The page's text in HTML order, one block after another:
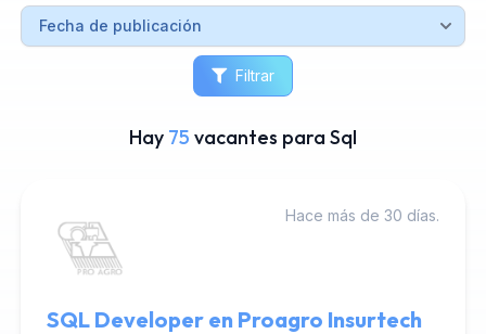
Filtrar
Hay 75 vacantes para Sql
Hace más de 30 días.
SQL Developer en Proagro Insurtech